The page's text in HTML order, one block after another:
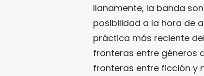
llanamente, la banda
posibilidad a la hora de
práctica más reciente
fronteras entre géneros
fronteras entre ficción y